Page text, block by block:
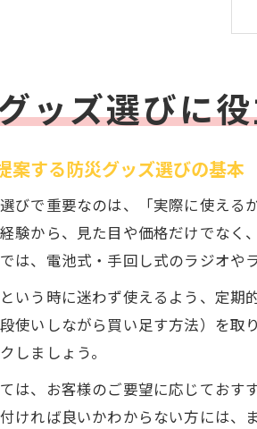
ッズ選びに
案する防災グッズ選びの基本
びで重要なのは、「実際に使える
験から、見た目や価格だけでな
は、電池式・手回し式のラジオや
いう時に迷わず使えるよう、定
使いしながら買い足す方法）を
しましょう。
は、お客様のご要望に応じておす
ければ良いかわからない方には、